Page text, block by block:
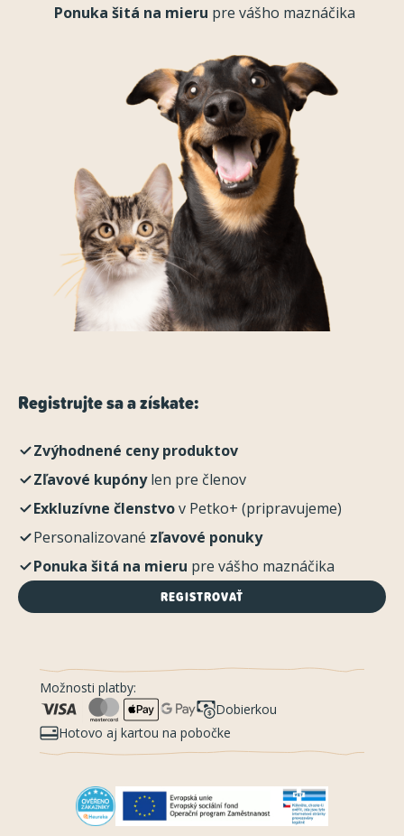
Ponuka šitá na mieru pre vášho maznáčika
Registrujte sa a získate:
Zvýhodnené ceny produktov
Zľavové kupónylen pre členov
Exkluzívne členstvov Petko+ (pripravujeme)
Personalizované zľavové ponuky
Ponuka šitá na mieru pre vášho maznáčika
REGISTROVAŤ
Možnosti platby:
Dobierkou
Hotovo aj kartou na pobočke